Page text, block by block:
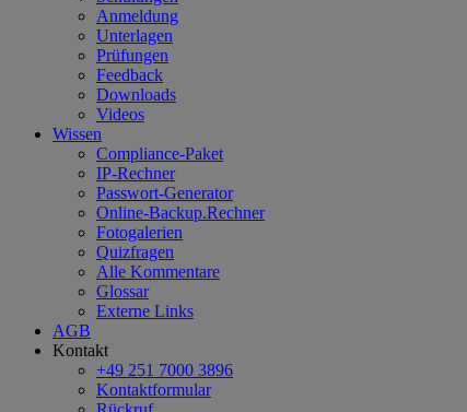
Anmeldung
Unterlagen
Prüfungen
Feedback
Downloads
Videos
Wissen
Compliance-Paket
IP-Rechner
Passwort-Generator
Online-Backup.Rechner
Fotogalerien
Quizfragen
Alle Kommentare
Glossar
Externe Links
AGB
Kontakt
+49 251 7000 3896
Kontaktformular